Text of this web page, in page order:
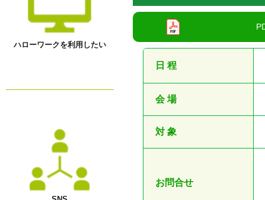
ハローワークを利用したい
日 程
会 場
対 象
お問合せ